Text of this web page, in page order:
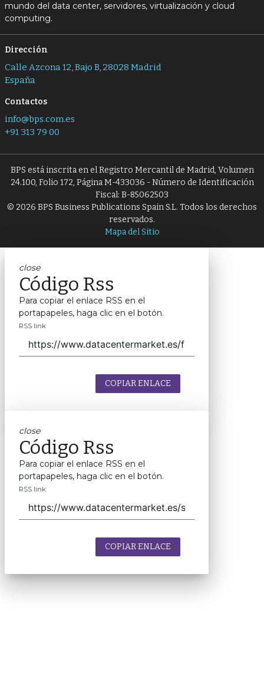
mundo del data center, servidores, virtualización y cloud
computing.
Dirección
Calle Azcona 12, Bajo B, 28028 Madrid
España
Contactos
info@bps.com.es
+91 313 79 00
BPS está inscrita en el Registro Mercantil de Madrid, Volumen
24.100, Folio 172, Página M-433036 - Número de Identificación
Fiscal: B-85062503
© 2026 BPS Business Publications Spain S.L. Todos los derechos
reservados.
Mapa del Sitio
close
Código Rss
Para copiar el enlace RSS en el
portapapeles, haga clic en el botón.
RSS link
COPIAR ENLACE
close
Código Rss
Para copiar el enlace RSS en el
portapapeles, haga clic en el botón.
RSS link
COPIAR ENLACE